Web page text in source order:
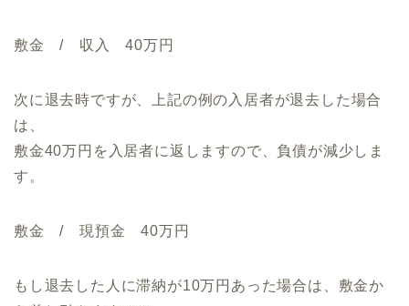
敷金 / 収入 40万円
次に退去時ですが、上記の例の入居者が退去した場合
は、
敷金40万円を入居者に返しますので、負債が減少しま
す。
敷金 / 現預金 40万円
もし退去した人に滞納が10万円あった場合は、敷金か